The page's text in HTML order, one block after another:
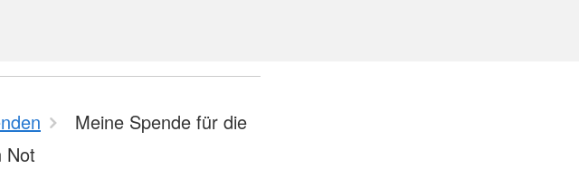
Meine Spende für die
Not